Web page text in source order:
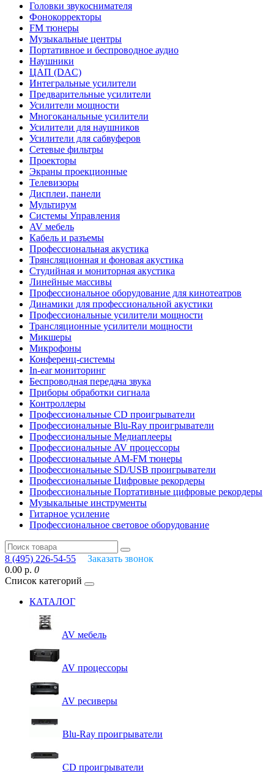
Головки звукоснимателя
Фонокорректоры
FM тюнеры
Музыкальные центры
Портативное и беспроводное аудио
Наушники
ЦАП (DAC)
Интегральные усилители
Предварительные усилители
Усилители мощности
Многоканальные усилители
Усилители для наушников
Усилители для сабвуферов
Сетевые фильтры
Проекторы
Экраны проекционные
Телевизоры
Дисплеи, панели
Мультирум
Системы Управления
AV мебель
Кабель и разъемы
Профессиональная акустика
Трянсляционная и фоновая акустика
Студийная и мониторная акустика
Линейные массивы
Профессиональное оборудование для кинотеатров
Динамики для профессиональной акустики
Профессиональные усилители мощности
Трансляционные усилители мощности
Микшеры
Микрофоны
Конференц-системы
In-ear мониторинг
Беспроводная передача звука
Приборы обработки сигнала
Контроллеры
Профессиональные СD проигрыватели
Профессиональные Blu-Ray проигрыватели
Профессиональные Медиаплееры
Профессиональные AV процессоры
Профессиональные AM-FM тюнеры
Профессиональные SD/USB проигрыватели
Профессиональные Цифровые рекордеры
Профессиональные Портативные цифровые рекордеры
Музыкальные инструменты
Гитарное усиление
Профессиональное световое оборудование
8 (495) 226-54-55
Заказать звонок
0.00 р. 0
Список категорий
КАТАЛОГ
AV мебель
AV процессоры
AV ресиверы
Blu-Ray проигрыватели
CD проигрыватели